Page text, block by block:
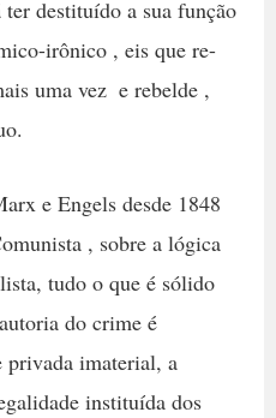
ter destituído a sua função
irônico , eis que re-
uma vez  e rebelde ,
e Engels desde 1848 
, sobre a lógica
tudo o que é sólido
do crime é
imaterial, a
instituída dos